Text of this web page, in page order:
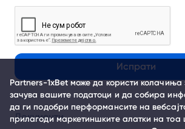
Partners-1xBet може да користи колачиња
зачува вашите податоци и да собира
да ги подобри перформансите на
прилагоди маркетиншките алатки на тоа
Испрати
Документи